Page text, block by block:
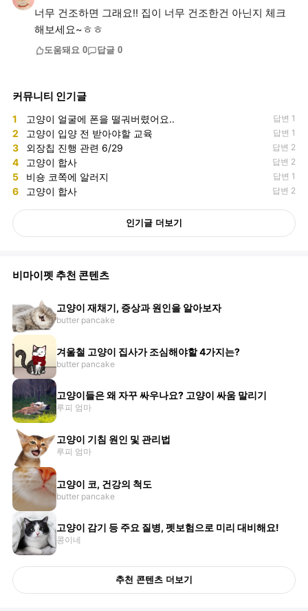
너무 건조하면 그래요!! 집이 너무 건조한건 아닌지 체크
해보세요~ㅎㅎ
도움돼요 0 답글 0
커뮤니티 인기글
1 고양이 얼굴에 폰을 떨궈버렸어요.. 답변 1
2 고양이 입양 전 받아야할 교육 답변 1
3 외장칩 진행 관련 6/29 답변 2
4 고양이 합사 답변 2
5 비숑 코쪽에 알러지 답변 1
6 고양이 합사 답변 2
인기글 더보기
비마이펫 추천 콘텐츠
고양이 재채기, 증상과 원인을 알아보자
butter pancake
겨울철 고양이 집사가 조심해야할 4가지는?
butter pancake
고양이들은 왜 자꾸 싸우나요? 고양이 싸움 말리기
루피 엄마
고양이 기침 원인 및 관리법
루피 엄마
고양이 코, 건강의 척도
butter pancake
고양이 감기 등 주요 질병, 펫보험으로 미리 대비해요!
콩이네
추천 콘텐츠 더보기